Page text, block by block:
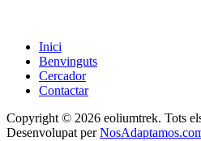
Inici
Benvinguts
Cercador
Contactar
Copyright © 2026 eoliumtrek. Tots
Desenvolupat per